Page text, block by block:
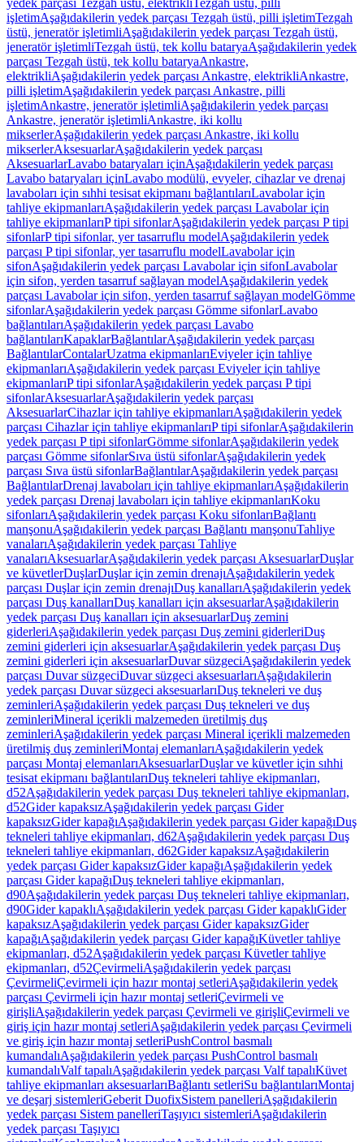
yedek parçası Tezgah üstü, elektrikli Tezgah üstü, pilli
işletimAşağıdakilerin yedek parçası Tezgah üstü, pilli işletimTezgah
üstü, jeneratör işletimliAşağıdakilerin yedek parçası Tezgah üstü,
jeneratör işletimliTezgah üstü, tek kollu bataryaAşağıdakilerin yedek
parçası Tezgah üstü, tek kollu bataryaAnkastre,
elektrikliAşağıdakilerin yedek parçası Ankastre, elektrikliAnkastre,
pilli işletimAşağıdakilerin yedek parçası Ankastre, pilli
işletimAnkastre, jeneratör işletimliAşağıdakilerin yedek parçası
Ankastre, jeneratör işletimliAnkastre, iki kollu
mikserlerAşağıdakilerin yedek parçası Ankastre, iki kollu
mikserlerAksesuarlarAşağıdakilerin yedek parçası
AksesuarlarLavabo bataryaları içinAşağıdakilerin yedek parçası
Lavabo bataryaları içinLavabo modülü, evyeler, cihazlar ve drenaj
lavaboları için sıhhi tesisat ekipmanı bağlantılarıLavabolar için
tahliye ekipmanlarıAşağıdakilerin yedek parçası Lavabolar için
tahliye ekipmanlarıP tipi sifonlarAşağıdakilerin yedek parçası P tipi
sifonlarP tipi sifonlar, yer tasarruflu modelAşağıdakilerin yedek
parçası P tipi sifonlar, yer tasarruflu modelLavabolar için
sifonAşağıdakilerin yedek parçası Lavabolar için sifonLavabolar
için sifon, yerden tasarruf sağlayan modelAşağıdakilerin yedek
parçası Lavabolar için sifon, yerden tasarruf sağlayan modelGömme
sifonlarAşağıdakilerin yedek parçası Gömme sifonlarLavabo
bağlantılarıAşağıdakilerin yedek parçası Lavabo
bağlantılarıKapaklarBağlantılarAşağıdakilerin yedek parçası
BağlantılarContalarUzatma ekipmanlarıEviyeler için tahliye
ekipmanlarıAşağıdakilerin yedek parçası Eviyeler için tahliye
ekipmanlarıP tipi sifonlarAşağıdakilerin yedek parçası P tipi
sifonlarAksesuarlarAşağıdakilerin yedek parçası
AksesuarlarCihazlar için tahliye ekipmanlarıAşağıdakilerin yedek
parçası Cihazlar için tahliye ekipmanlarıP tipi sifonlarAşağıdakilerin
yedek parçası P tipi sifonlarGömme sifonlarAşağıdakilerin yedek
parçası Gömme sifonlarSıva üstü sifonlarAşağıdakilerin yedek
parçası Sıva üstü sifonlarBağlantılarAşağıdakilerin yedek parçası
BağlantılarDrenaj lavaboları için tahliye ekipmanlarıAşağıdakilerin
yedek parçası Drenaj lavaboları için tahliye ekipmanlarıKoku
sifonlarıAşağıdakilerin yedek parçası Koku sifonlarıBağlantı
manşonuAşağıdakilerin yedek parçası Bağlantı manşonuTahliye
vanalarıAşağıdakilerin yedek parçası Tahliye
vanalarıAksesuarlarAşağıdakilerin yedek parçası AksesuarlarDuşlar
ve küvetlerDuşlarDuşlar için zemin drenajıAşağıdakilerin yedek
parçası Duşlar için zemin drenajıDuş kanallarıAşağıdakilerin yedek
parçası Duş kanallarıDuş kanalları için aksesuarlarAşağıdakilerin
yedek parçası Duş kanalları için aksesuarlarDuş zemini
giderleriAşağıdakilerin yedek parçası Duş zemini giderleriDuş
zemini giderleri için aksesuarlarAşağıdakilerin yedek parçası Duş
zemini giderleri için aksesuarlarDuvar süzgeciAşağıdakilerin yedek
parçası Duvar süzgeciDuvar süzgeci aksesuarlarıAşağıdakilerin
yedek parçası Duvar süzgeci aksesuarlarıDuş tekneleri ve duş
zeminleriAşağıdakilerin yedek parçası Duş tekneleri ve duş
zeminleriMineral içerikli malzemeden üretilmiş duş
zeminleriAşağıdakilerin yedek parçası Mineral içerikli malzemeden
üretilmiş duş zeminleriMontaj elemanlarıAşağıdakilerin yedek
parçası Montaj elemanlarıAksesuarlarDuşlar ve küvetler için sıhhi
tesisat ekipmanı bağlantılarıDuş tekneleri tahliye ekipmanları,
d52Aşağıdakilerin yedek parçası Duş tekneleri tahliye ekipmanları,
d52Gider kapaksızAşağıdakilerin yedek parçası Gider
kapaksızGider kapağıAşağıdakilerin yedek parçası Gider kapağıDuş
tekneleri tahliye ekipmanları, d62Aşağıdakilerin yedek parçası Duş
tekneleri tahliye ekipmanları, d62Gider kapaksızAşağıdakilerin
yedek parçası Gider kapaksızGider kapağıAşağıdakilerin yedek
parçası Gider kapağıDuş tekneleri tahliye ekipmanları,
d90Aşağıdakilerin yedek parçası Duş tekneleri tahliye ekipmanları,
d90Gider kapaklıAşağıdakilerin yedek parçası Gider kapaklıGider
kapaksızAşağıdakilerin yedek parçası Gider kapaksızGider
kapağıAşağıdakilerin yedek parçası Gider kapağıKüvetler tahliye
ekipmanları, d52Aşağıdakilerin yedek parçası Küvetler tahliye
ekipmanları, d52ÇevirmeliAşağıdakilerin yedek parçası
ÇevirmeliÇevirmeli için hazır montaj setleriAşağıdakilerin yedek
parçası Çevirmeli için hazır montaj setleriÇevirmeli ve
girişliAşağıdakilerin yedek parçası Çevirmeli ve girişliÇevirmeli ve
giriş için hazır montaj setleriAşağıdakilerin yedek parçası Çevirmeli
ve giriş için hazır montaj setleriPushControl basmalı
kumandalıAşağıdakilerin yedek parçası PushControl basmalı
kumandalıValf tapalıAşağıdakilerin yedek parçası Valf tapalıKüvet
tahliye ekipmanları aksesuarlarıBağlantı setleriSu bağlantılarıMontaj
ve deşarj sistemleriGeberit DuofixSistem panelleriAşağıdakilerin
yedek parçası Sistem panelleriTaşıyıcı sistemleriAşağıdakilerin
yedek parçası Taşıyıcı